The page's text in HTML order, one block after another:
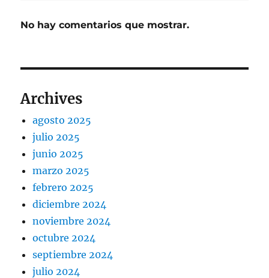
No hay comentarios que mostrar.
Archives
agosto 2025
julio 2025
junio 2025
marzo 2025
febrero 2025
diciembre 2024
noviembre 2024
octubre 2024
septiembre 2024
julio 2024